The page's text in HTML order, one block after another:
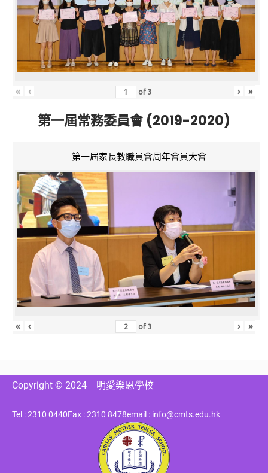
« ‹ of3 › »
第一屆常務委員會 (2019-2020)
第一屆家長教職員會周年會員大會
« ‹ of3 › »
Copyright © 2024 明愛樂恩學校
Tel : 2310 0440Fax : 2310 8478email : info@cmts.edu.hk